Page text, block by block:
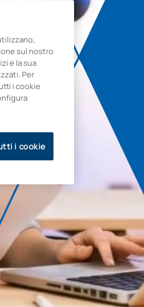
utilizzano,
sul nostro
e la sua
Per
i cookie
i cookie